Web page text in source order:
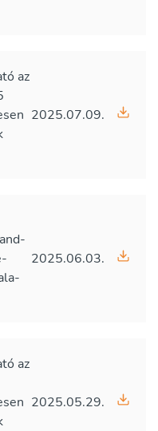
az
2025.07.09.
2025.06.03.
az
2025.05.29.